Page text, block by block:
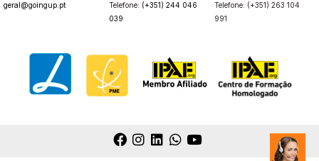
geral@goingup.pt
Telefone: (+351) 244 046
039
Telefone: (+351) 263 104
991